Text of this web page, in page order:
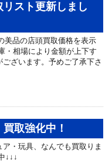
スト更新しまし
品の店頭買取価格を表示
・相場により金額が上下す
ざいます。予めご了承下さ
取強化中！
ア・玩具、なんでも買取りま
↓↓↓